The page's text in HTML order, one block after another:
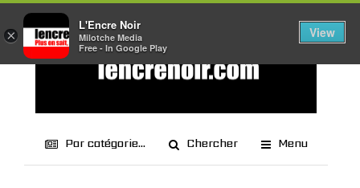
Par catégorie... Chercher Menu
×
L'Encre Noir
Milotche Media
Free - In Google Play
View